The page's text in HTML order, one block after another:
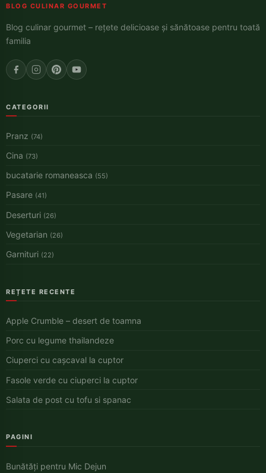
BLOG CULINAR GOURMET
Blog culinar gourmet – rețete delicioase și sănătoase pentru toată
familia
CATEGORII
Pranz (74)
Cina (73)
bucatarie romaneasca (55)
Pasare (41)
Deserturi (26)
Vegetarian (26)
Garnituri (22)
REȚETE RECENTE
Apple Crumble – desert de toamna
Porc cu legume thailandeze
Ciuperci cu cașcaval la cuptor
Fasole verde cu ciuperci la cuptor
Salata de post cu tofu si spanac
PAGINI
Bunătăți pentru Mic Dejun